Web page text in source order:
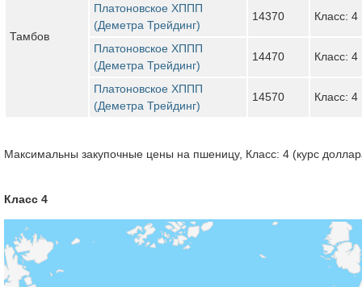
Тамбов
Платоновское ХППП
(Деметра Трейдинг)
14370 Класс: 4
Платоновское ХППП
(Деметра Трейдинг)
14470 Класс: 4
Платоновское ХППП
(Деметра Трейдинг)
14570 Класс: 4
Максимальны закупочные цены на пшеницу, Класс: 4 (курс
Класс 4